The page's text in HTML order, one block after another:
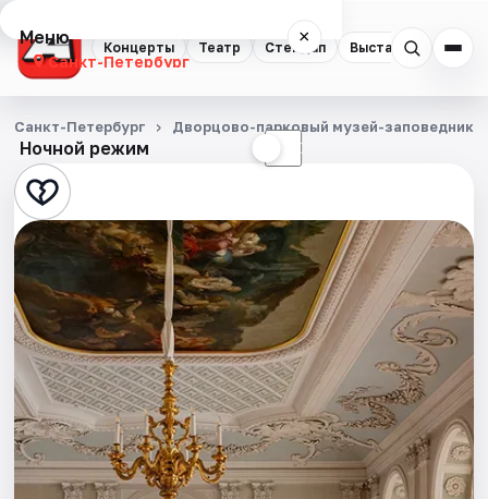
Концерты Театр Стендап Выставки
Меню ×
Санкт-Петербург
Концерты
Театр
Стендап
Выставки
Квесты
Экскурсии
Спорт
События
Ночной режим ☾
Санкт-Петербург Дворцово-парковый музей-заповедник